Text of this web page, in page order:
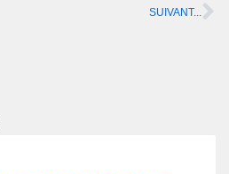
SUIVANT...